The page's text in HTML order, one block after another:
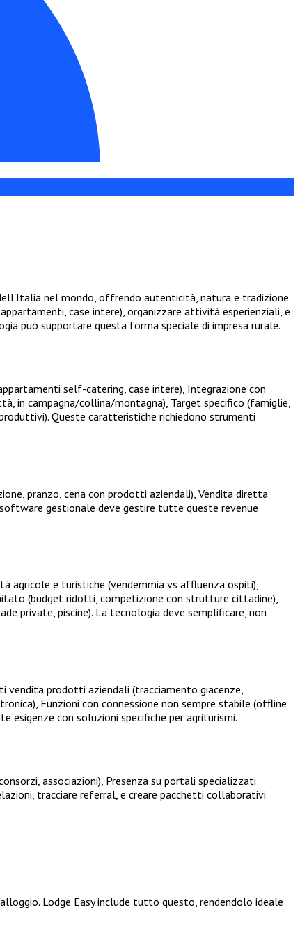
nel mondo, offrendo autenticità, natura e tradizione.
case intere), organizzare attività esperienziali, e
può supportare questa forma speciale di impresa rurale.
self-catering, case intere), Integrazione con
in campagna/collina/montagna), Target specifico (famiglie,
Queste caratteristiche richiedono strumenti
pranzo, cena con prodotti aziendali), Vendita diretta
gestionale deve gestire tutte queste revenue
agricole e turistiche (vendemmia vs affluenza ospiti),
(budget ridotti, competizione con strutture cittadine),
private, piscine). La tecnologia deve semplificare, non
vendita prodotti aziendali (tracciamento giacenze,
Funzioni con connessione non sempre stabile (offline
esigenze con soluzioni specifiche per agriturismi.
associazioni), Presenza su portali specializzati
tracciare referral, e creare pacchetti collaborativi.
Lodge Easy include tutto questo, rendendolo ideale